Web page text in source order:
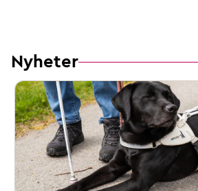
Nyheter